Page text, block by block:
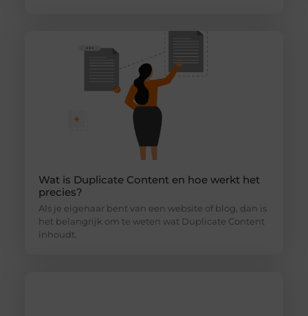
Wat is Duplicate Content en hoe werkt het
precies?
Als je eigenaar bent van een website of blog, dan is
het belangrijk om te weten wat Duplicate Content
inhoudt.